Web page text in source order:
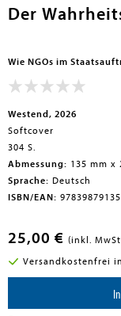
Der
Wie NGOs im
Westend, 2026
Softcover
304 S.
Abmessung: 135 mm x
Sprache: Deutsch
ISBN/EAN:
25,00 € (inkl.
Versandkostenfrei